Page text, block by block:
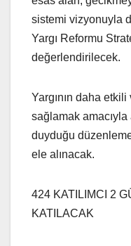
sistemi vizyonuyla
Yargı Reformu
değerlendirilecek.
Yargının daha etkili
sağlamak
duyduğu
ele alınacak.
424 KATILIMCI 2
KATILACAK